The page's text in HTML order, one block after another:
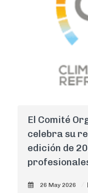
El Comité
celebra su
edición de
26 May 2026